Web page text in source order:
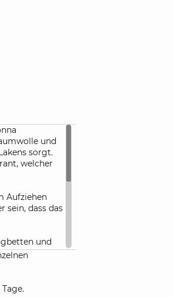
und
sorgt.
welcher
Aufziehen
sein, dass das
und